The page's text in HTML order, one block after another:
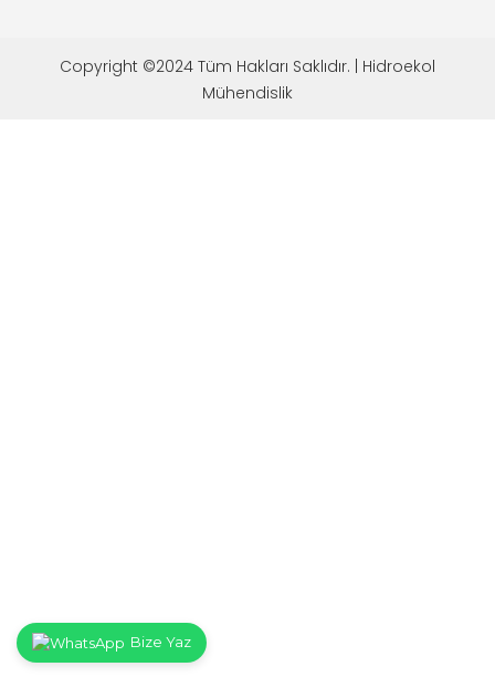
Copyright ©2024 Tüm Hakları Saklıdır. | Hidroekol
Mühendislik
Bize Yaz